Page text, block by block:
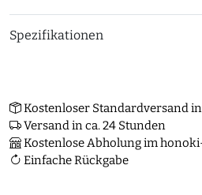
Spezifikationen
Kostenloser Standardversand in
Versand in ca. 24 Stunden
Kostenlose Abholung im
Einfache Rückgabe